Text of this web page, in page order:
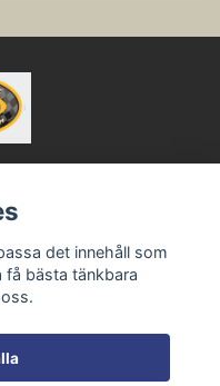
det innehåll som
bästa tänkbara